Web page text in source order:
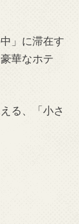
」に滞在す
華なホテ
る、「小さ